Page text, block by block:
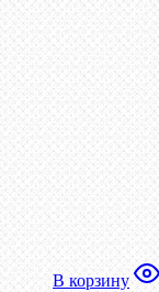
В корзину